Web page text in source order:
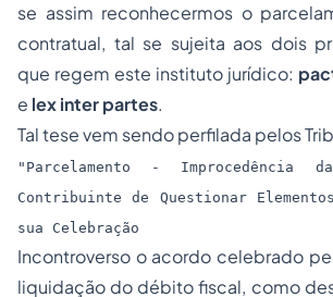
se assim reconhecermos o
contratual, tal se sujeita aos dois
que regem este instituto jurídico:
e lex inter partes.
Tal tese vem sendo perfilada pelos
"Parcelamento - Improcedência
Contribuinte de Questionar
sua Celebração
Incontroverso o acordo celebrado
liquidação do débito fiscal, como